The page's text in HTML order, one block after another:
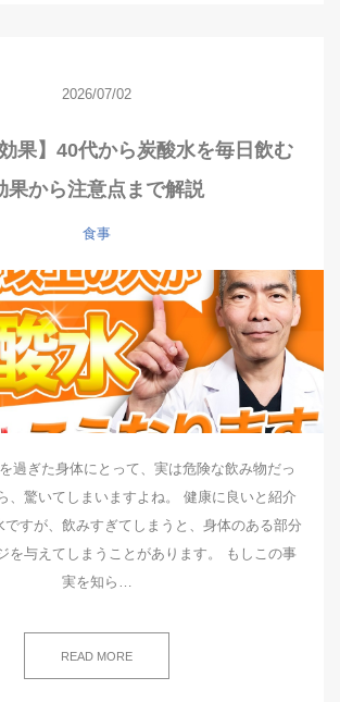
2026/07/02
効果】40代から炭酸水を毎日飲む
果から注意点まで解説
食事
過ぎた身体にとって、実は危険な飲み物だっ
、驚いてしまいますよね。 健康に良いと紹介
ですが、飲みすぎてしまうと、身体のある部分
を与えてしまうことがあります。 もしこの事
実を知ら…
READ MORE